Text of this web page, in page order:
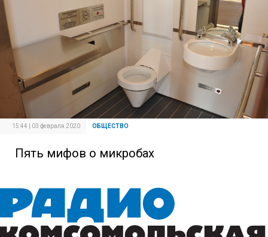
15:44 | 03 февраля 2020 ОБЩЕСТВО
Пять мифов о микробах